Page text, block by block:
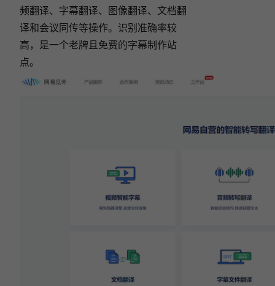
频翻译、字幕翻译、图像翻译、文档翻
译和会议同传等操作。识别准确率较
高，是一个老牌且免费的字幕制作站
点。